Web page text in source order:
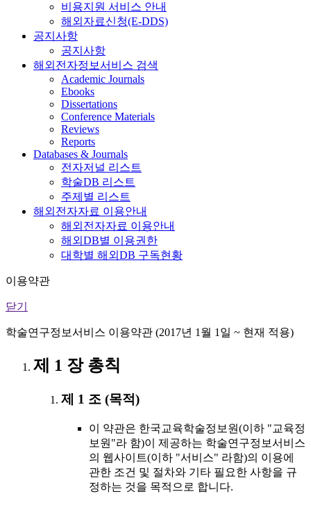
비용지원 서비스 안내
해외자료신청(E-DDS)
공지사항
공지사항
해외전자정보서비스 검색
Academic Journals
Ebooks
Dissertations
Conference Materials
Reviews
Reports
Databases & Journals
전자저널 리스트
학술DB 리스트
주제별 리스트
해외전자자료 이용안내
해외전자자료 이용안내
해외DB별 이용권한
대학별 해외DB 구독현황
이용약관
닫기
학술연구정보서비스 이용약관 (2017년 1월 1일 ~ 현재 적용)
제 1 장 총칙
제 1 조 (목적)
이 약관은 한국교육학술정보원(이하 "교육정
보원"라 함)이 제공하는 학술연구정보서비스
의 웹사이트(이하 "서비스" 라함)의 이용에
관한 조건 및 절차와 기타 필요한 사항을 규
정하는 것을 목적으로 합니다.